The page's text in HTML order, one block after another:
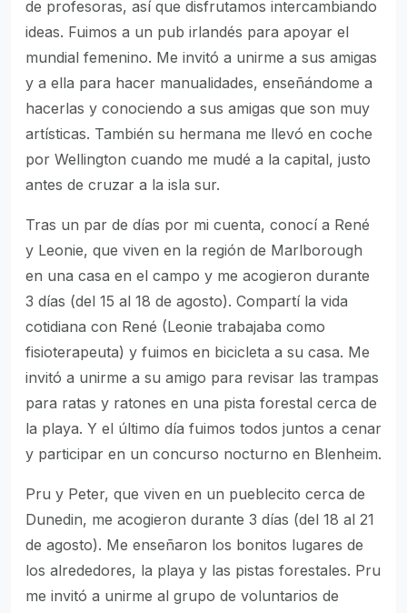
de profesoras, así que disfrutamos intercambiando
ideas. Fuimos a un pub irlandés para apoyar el
mundial femenino. Me invitó a unirme a sus amigas
y a ella para hacer manualidades, enseñándome a
hacerlas y conociendo a sus amigas que son muy
artísticas. También su hermana me llevó en coche
por Wellington cuando me mudé a la capital, justo
antes de cruzar a la isla sur.
Tras un par de días por mi cuenta, conocí a René
y Leonie, que viven en la región de Marlborough
en una casa en el campo y me acogieron durante
3 días (del 15 al 18 de agosto). Compartí la vida
cotidiana con René (Leonie trabajaba como
fisioterapeuta) y fuimos en bicicleta a su casa. Me
invitó a unirme a su amigo para revisar las trampas
para ratas y ratones en una pista forestal cerca de
la playa. Y el último día fuimos todos juntos a cenar
y participar en un concurso nocturno en Blenheim.
Pru y Peter, que viven en un pueblecito cerca de
Dunedin, me acogieron durante 3 días (del 18 al 21
de agosto). Me enseñaron los bonitos lugares de
los alrededores, la playa y las pistas forestales. Pru
me invitó a unirme al grupo de voluntarios de